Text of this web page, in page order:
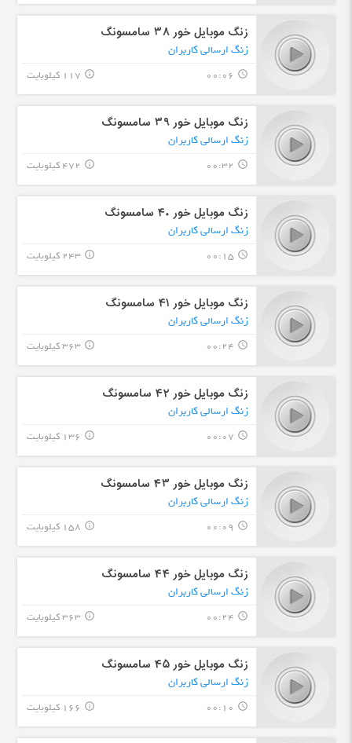
زنگ موبایل خور ۳۸ سامسونگ
زنگ ارسالی کاربران
query_builder
00:06 117 کیلوبایت info_outline
زنگ موبایل خور ۳۹ سامسونگ
زنگ ارسالی کاربران
query_builder
00:32 472 کیلوبایت info_outline
زنگ موبایل خور ۴۰ سامسونگ
زنگ ارسالی کاربران
query_builder
00:15 243 کیلوبایت info_outline
زنگ موبایل خور ۴۱ سامسونگ
زنگ ارسالی کاربران
query_builder
00:24 363 کیلوبایت info_outline
زنگ موبایل خور ۴۲ سامسونگ
زنگ ارسالی کاربران
query_builder
00:07 136 کیلوبایت info_outline
زنگ موبایل خور ۴۳ سامسونگ
زنگ ارسالی کاربران
query_builder
00:09 158 کیلوبایت info_outline
زنگ موبایل خور ۴۴ سامسونگ
زنگ ارسالی کاربران
query_builder
00:24 363 کیلوبایت info_outline
زنگ موبایل خور ۴۵ سامسونگ
زنگ ارسالی کاربران
query_builder
00:10 166 کیلوبایت info_outline